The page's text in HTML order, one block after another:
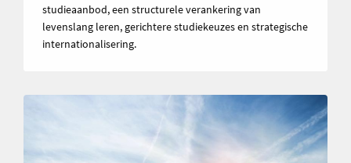
studieaanbod, een structurele verankering van
levenslang leren, gerichtere studiekeuzes en strategische
internationalisering.